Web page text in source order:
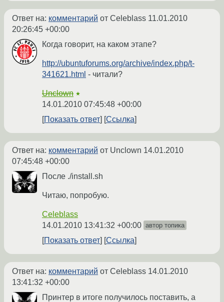
Ответ на: комментарий от Celeblass 11.01.2010
20:26:45 +00:00
Когда говорит, на каком этапе?
http://ubuntuforums.org/archive/index.php/t-
341621.html - читали?
Unclown ★
14.01.2010 07:45:48 +00:00
Показать ответ
Ссылка
Ответ на: комментарий от Unclown 14.01.2010
07:45:48 +00:00
После ./install.sh
Читаю, попробую.
Celeblass
14.01.2010 13:41:32 +00:00 автор топика
Показать ответ Ссылка
Ответ на: комментарий от Celeblass 14.01.2010
13:41:32 +00:00
Принтер в итоге получилось поставить, а